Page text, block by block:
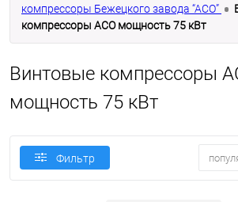
компрессоры Бежецкого завода “АСО”
компрессоры АСО мощность 75 кВт
Винтовые компрессоры
мощность 75 кВт
Фильтр